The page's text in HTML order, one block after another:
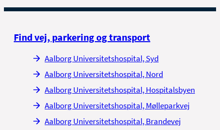
Find vej, parkering og transport
Aalborg Universitetshospital, Syd
Aalborg Universitetshospital, Nord
Aalborg Universitetshospital, Hospitalsbyen
Aalborg Universitetshospital, Mølleparkvej
Aalborg Universitetshospital, Brandevej